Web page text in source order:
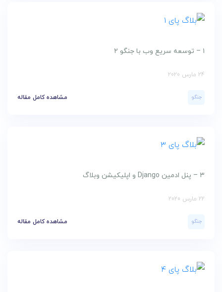
۱ – توسعه سریع وب با جنگو ۲
24 مارس 2020
جنگو مشاهده کامل مقاله
۳ – پنل ادمین Django و اپلیکیشن وبلاگ
22 مارس 2020
جنگو مشاهده کامل مقاله